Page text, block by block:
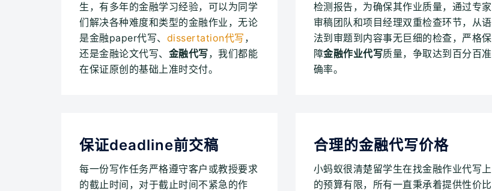
生，有多年的金融学习经验，可以为同学
们解决各种难度和类型的金融作业，无论
是金融paper代写、 dissertation代写 ，
还是金融论文代写、 金融代写，我们都能
在保证原创的基础上准时交付。
检测报告，为确保其作业质量，通过专家
审稿团队和项目经理双重检查环节，从语
法到审题到内容事无巨细的检查，严格保
障金融作业代写质量，争取达到百分百准
确率。
保证deadline前交稿
每一份写作任务严格遵守客户或教授要求
的截止时间，对于截止时间不紧急的作
合理的金融代写价格
小蚂蚁很清楚留学生在找金融作业代写上
的预算有限，所有一直秉承着提供性价比